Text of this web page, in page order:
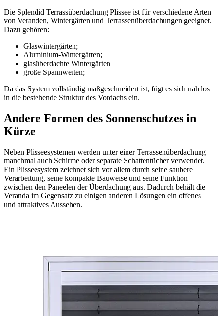
Die Splendid Terrassüberdachung Plissee ist für verschiedene Arten
von Veranden, Wintergärten und Terrassenüberdachungen geeignet.
Dazu gehören:
Glaswintergärten;
Aluminium-Wintergärten;
glasüberdachte Wintergärten
große Spannweiten;
Da das System vollständig maßgeschneidert ist, fügt es sich nahtlos
in die bestehende Struktur des Vordachs ein.
Andere Formen des Sonnenschutzes in
Kürze
Neben Plisseesystemen werden unter einer Terrassenüberdachung
manchmal auch Schirme oder separate Schattentücher verwendet.
Ein Plisseesystem zeichnet sich vor allem durch seine saubere
Verarbeitung, seine kompakte Bauweise und seine Funktion
zwischen den Paneelen der Überdachung aus. Dadurch behält die
Veranda im Gegensatz zu einigen anderen Lösungen ein offenes
und attraktives Aussehen.